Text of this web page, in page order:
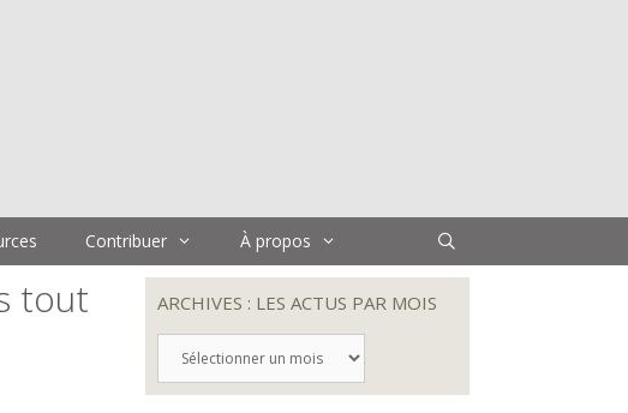
Contribuer À propos
tout
ARCHIVES : LES ACTUS PAR MOIS
LES